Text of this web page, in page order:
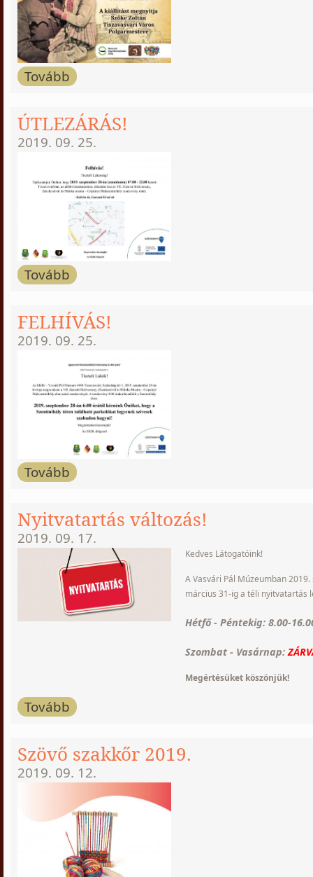
Tovább
ÚTLEZÁRÁS!
2019. 09. 25.
Tovább
FELHÍVÁS!
2019. 09. 25.
Tovább
Nyitvatartás változás!
2019. 09. 17.
Kedves Látogatóink!
A Vasvári Pál Múzeumban
március 31-ig a téli nyitvatartás
Hétfő - Péntekig: 8.00-
Szombat - Vasárnap:
Megértésüket köszönjük!
Tovább
Szövő szakkőr 2019.
2019. 09. 12.